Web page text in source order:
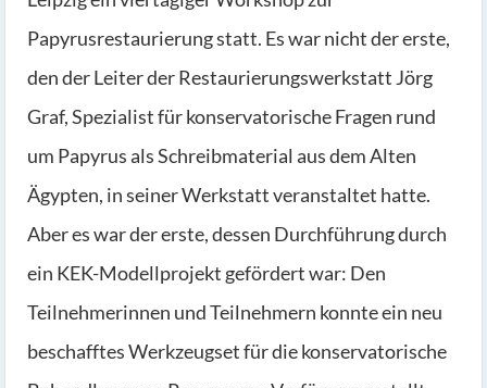
Papyrusrestaurierung statt. Es war nicht der erste,
den der Leiter der Restaurierungswerkstatt Jörg
Graf, Spezialist für konservatorische Fragen rund
um Papyrus als Schreibmaterial aus dem Alten
Ägypten, in seiner Werkstatt veranstaltet hatte.
Aber es war der erste, dessen Durchführung durch
ein KEK-Modellprojekt gefördert war: Den
Teilnehmerinnen und Teilnehmern konnte ein neu
beschafftes Werkzeugset für die konservatorische